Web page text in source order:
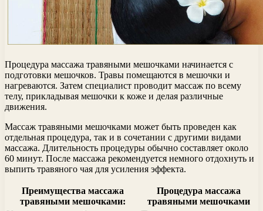
Процедура массажа травяными мешочками начинается с
подготовки мешочков. Травы помещаются в мешочки и
нагреваются. Затем специалист проводит массаж по всему
телу, прикладывая мешочки к коже и делая различные
движения.
Массаж травяными мешочками может быть проведен как
отдельная процедура, так и в сочетании с другими видами
массажа. Длительность процедуры обычно составляет около
60 минут. После массажа рекомендуется немного отдохнуть и
выпить травяного чая для усиления эффекта.
Преимущества массажа
травяными мешочками:
Процедура массажа
травяными мешочками